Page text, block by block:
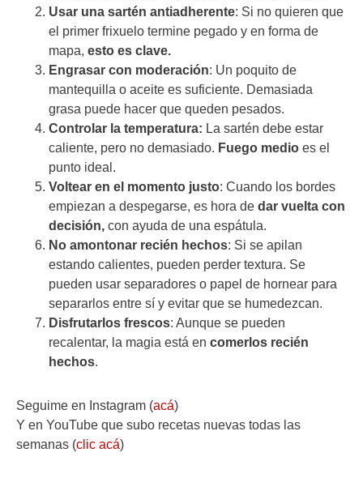
Usar una sartén antiadherente: Si no quieren que
el primer frixuelo termine pegado y en forma de
mapa, esto es clave.
Engrasar con moderación: Un poquito de
mantequilla o aceite es suficiente. Demasiada
grasa puede hacer que queden pesados.
Controlar la temperatura: La sartén debe estar
caliente, pero no demasiado. Fuego medio es el
punto ideal.
Voltear en el momento justo: Cuando los bordes
empiezan a despegarse, es hora de dar vuelta con
decisión, con ayuda de una espátula.
No amontonar recién hechos: Si se apilan
estando calientes, pueden perder textura. Se
pueden usar separadores o papel de hornear para
separarlos entre sí y evitar que se humedezcan.
Disfrutarlos frescos: Aunque se pueden
recalentar, la magia está en comerlos recién
hechos.
Seguime en Instagram (acá)
Y en YouTube que subo recetas nuevas todas las
semanas (clic acá)